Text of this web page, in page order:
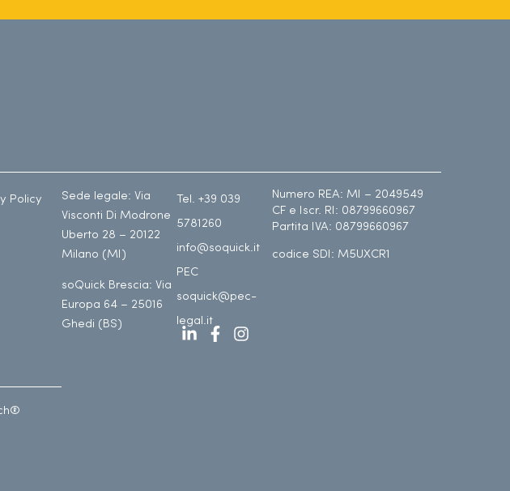
Policy
Sede legale: Via
Visconti Di Modrone
Uberto 28 – 20122
Milano (MI)
soQuick Brescia: Via
Europa 64 – 25016
Ghedi (BS)
Tel. +39 039
5781260
info@soquick.it
PEC
soquick@pec-
legal.it
Numero REA: MI – 2049549
CF e Iscr. RI: 08799660967
Partita IVA: 08799660967
codice SDI: M5UXCR1